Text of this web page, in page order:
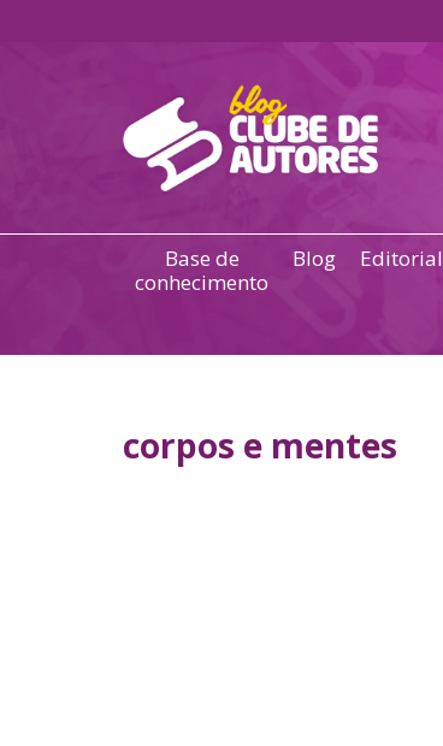
Base de
conhecimento
Blog Editorial
corpos e mentes